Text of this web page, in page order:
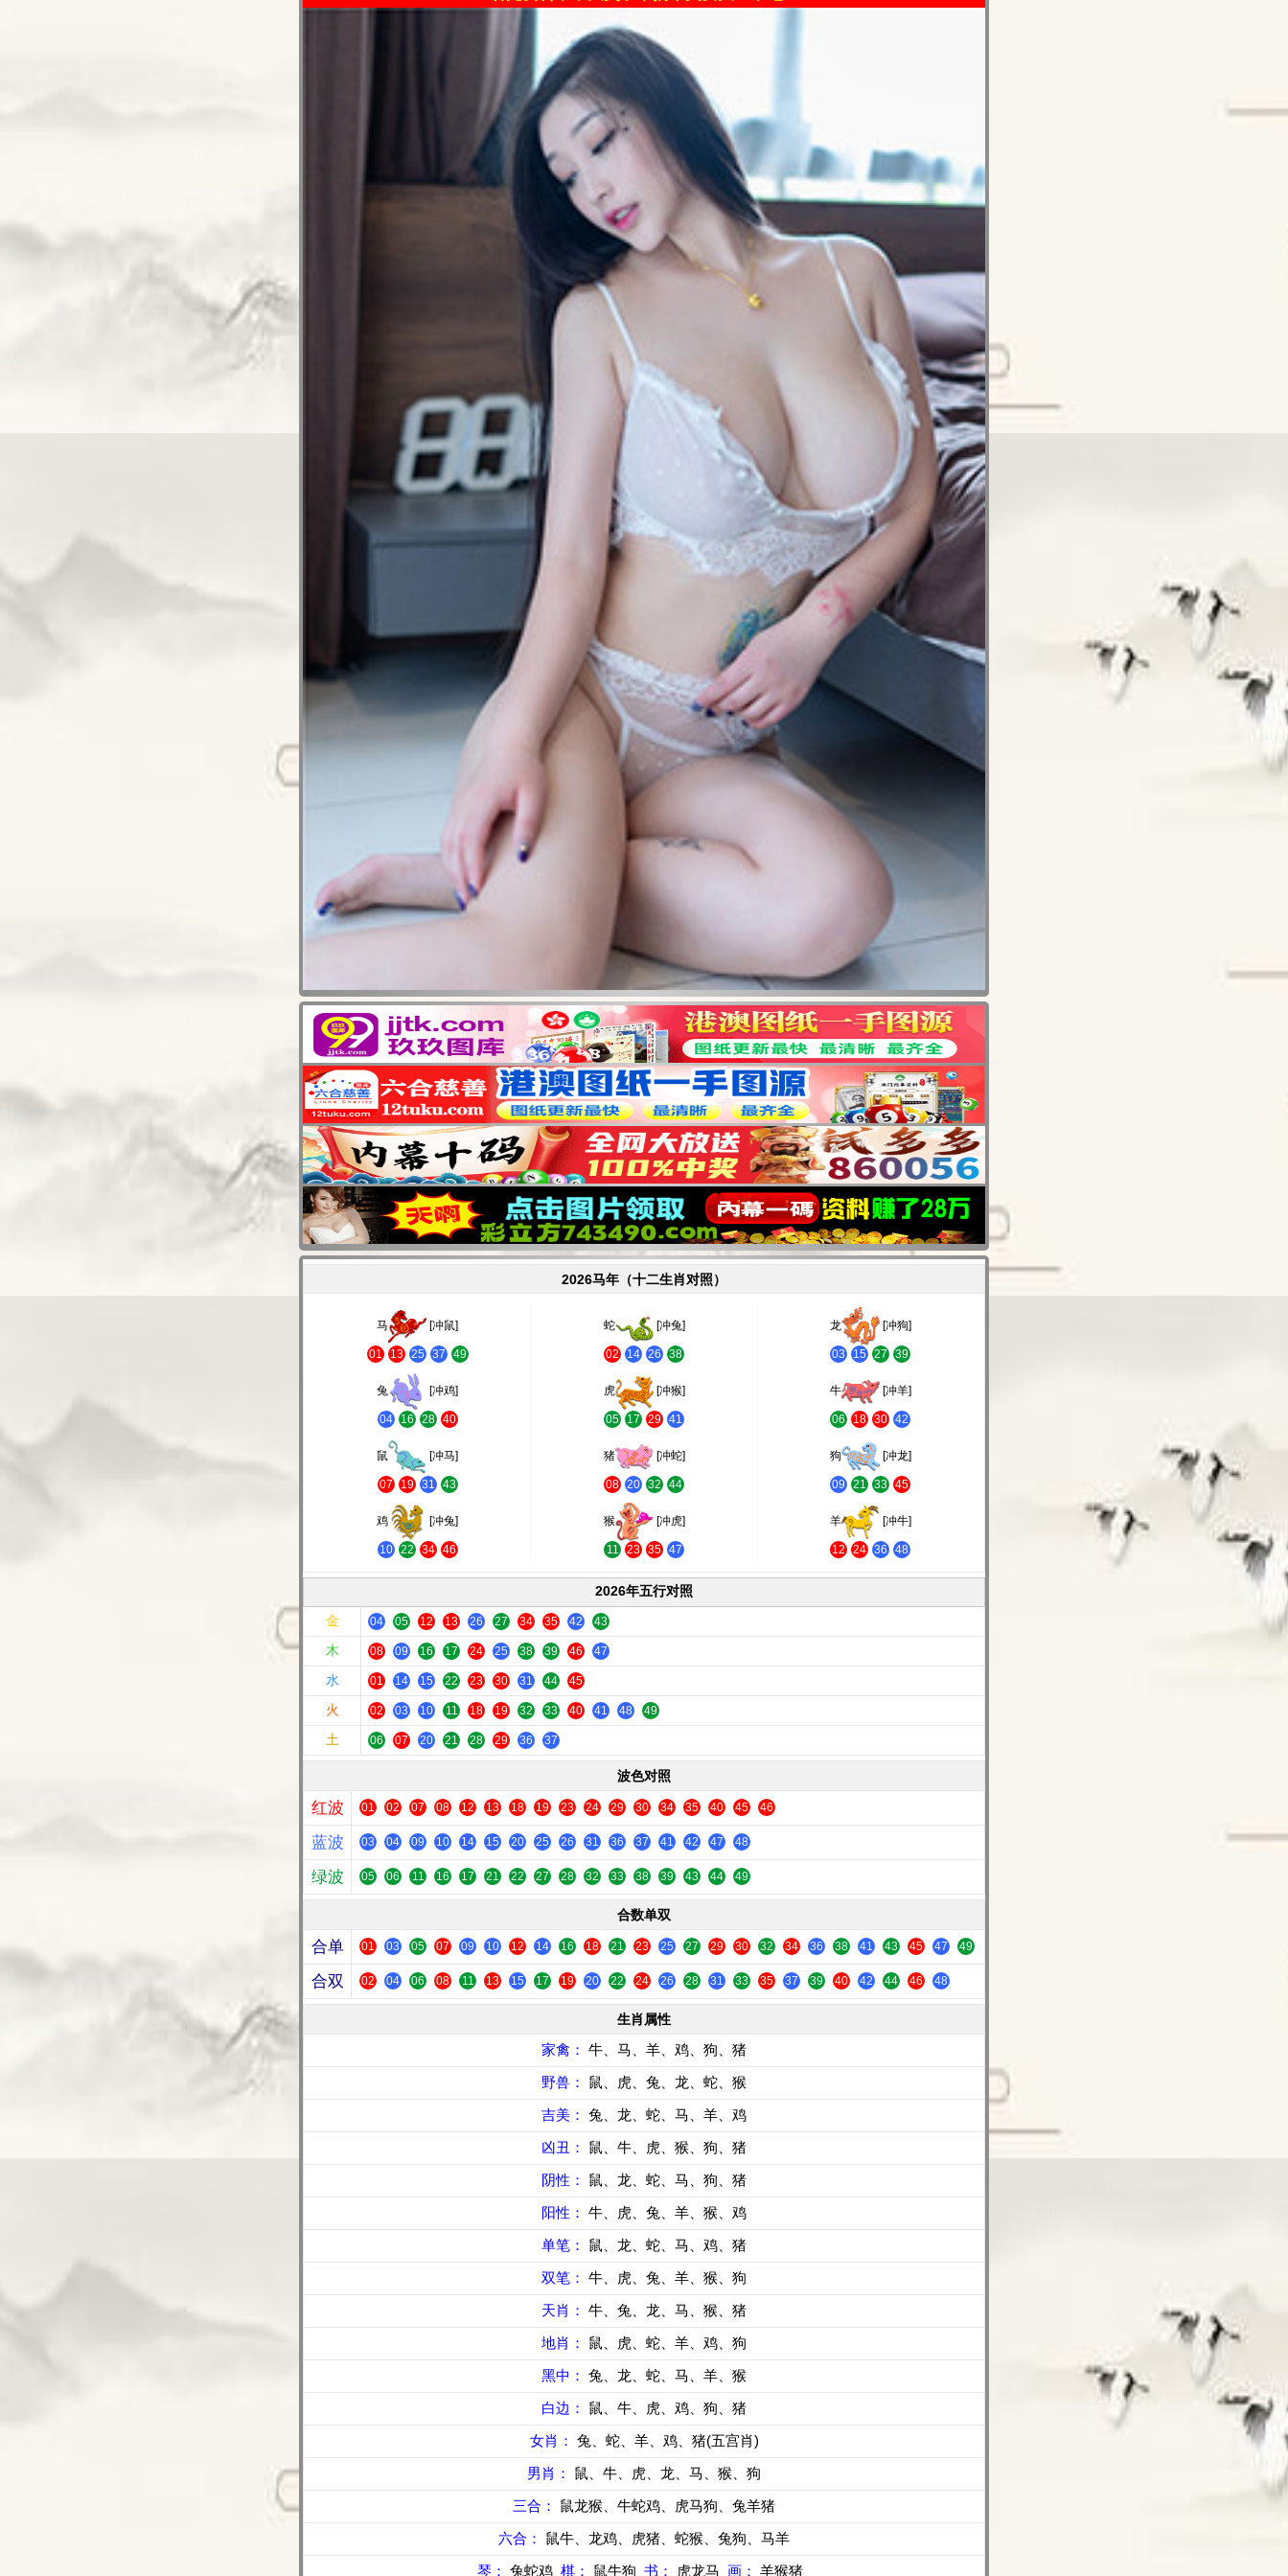
2026马年（十二生肖对照）
马 [冲鼠]
01 13 25 37 49
蛇 [冲兔]
02 14 26 38
龙 [冲狗]
03 15 27 39
兔 [冲鸡]
04 16 28 40
虎 [冲猴]
05 17 29 41
牛 [冲羊]
06 18 30 42
鼠 [冲马]
07 19 31 43
猪 [冲蛇]
08 20 32 44
狗 [冲龙]
09 21 33 45
鸡 [冲兔]
10 22 34 46
猴 [冲虎]
11 23 35 47
羊 [冲牛]
12 24 36 48
2026年五行对照
金
04 05 12 13 26 27 34 35 42 43
木 08 09 16 17 24 25 38 39 46 47
水 01 14 15 22 23 30 31 44 45
火 02 03 10 11 18 19 32 33 40 41 48 49
土 06 07 20 21 28 29 36 37
波色对照
红波 01 02 07 08 12 13 18 19 23 24 29 30 34 35 40 45 46
蓝波 03 04 09 10 14 15 20 25 26 31 36 37 41 42 47 48
绿波 05 06 11 16 17 21 22 27 28 32 33 38 39 43 44 49
合数单双
合单 01 03 05 07 09 10 12 14 16 18 21 23 25 27 29 30 32 34 36 38 41 43 45 47 49
合双 02 04 06 08 11 13 15 17 19 20 22 24 26 28 31 33 35 37 39 40 42 44 46 48
生肖属性
家禽： 牛、马、羊、鸡、狗、猪
野兽： 鼠、虎、兔、龙、蛇、猴
吉美： 兔、龙、蛇、马、羊、鸡
凶丑： 鼠、牛、虎、猴、狗、猪
阴性： 鼠、龙、蛇、马、狗、猪
阳性： 牛、虎、兔、羊、猴、鸡
单笔： 鼠、龙、蛇、马、鸡、猪
双笔： 牛、虎、兔、羊、猴、狗
天肖： 牛、兔、龙、马、猴、猪
地肖： 鼠、虎、蛇、羊、鸡、狗
黑中： 兔、龙、蛇、马、羊、猴
白边： 鼠、牛、虎、鸡、狗、猪
女肖： 兔、蛇、羊、鸡、猪(五宫肖)
男肖： 鼠、牛、虎、龙、马、猴、狗
三合： 鼠龙猴、牛蛇鸡、虎马狗、兔羊猪
六合： 鼠牛、龙鸡、虎猪、蛇猴、兔狗、马羊
琴： 兔蛇鸡 棋： 鼠牛狗 书： 虎龙马 画： 羊猴猪